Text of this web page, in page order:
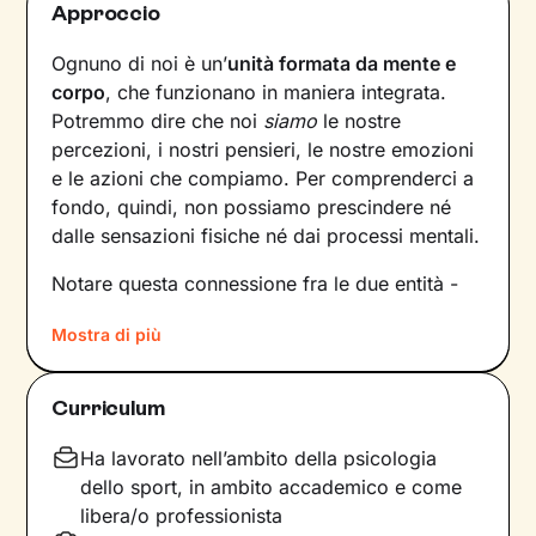
Approccio
Ognuno di noi è un’unità formata da mente e
corpo, che funzionano in maniera integrata.
Potremmo dire che noi siamo le nostre
percezioni, i nostri pensieri, le nostre emozioni
e le azioni che compiamo. Per comprenderci a
fondo, quindi, non possiamo prescindere né
dalle sensazioni fisiche né dai processi mentali.
Notare questa connessione fra le due entità -
situazioni in cui il benessere corporeo o la sua
mancanza sono direttamente coinvolti, ma si
tratta di una dinamica che è sempre presente.
necessario per comprenderne i meccanismi,
per poi interveniree migliorare il
funzionamento mente-organismo.
Mostra di più
Curriculum
Ha lavorato nell’ambito della psicologia
dello sport, in ambito accademico e come
libera/o professionista